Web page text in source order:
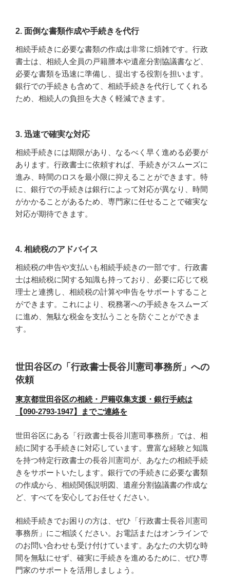
2. 面倒な書類作成や手続きを代行
相続手続きに必要な書類の作成は非常に煩雑です。行政
書士は、相続人全員の戸籍謄本や遺産分割協議書など、
必要な書類を迅速に準備し、提出する役割を担います。
銀行での手続きも含めて、相続手続きを代行してくれる
ため、相続人の負担を大きく軽減できます。
3. 迅速で確実な対応
相続手続きには期限があり、なるべく早く進める必要が
あります。行政書士に依頼すれば、手続きがスムーズに
進み、時間のロスを最小限に抑えることができます。特
に、銀行での手続きは銀行によって対応が異なり、時間
がかかることがあるため、専門家に任せることで確実な
対応が期待できます。
4. 相続税のアドバイス
相続税の申告や支払いも相続手続きの一部です。行政書
士は相続税に関する知識も持っており、必要に応じて税
理士と連携し、相続税の計算や申告をサポートすること
ができます。これにより、税務署への手続きをスムーズ
に進め、無駄な税金を支払うことを防ぐことができま
す。
世田谷区の「行政書士長谷川憲司事務所」への
依頼
東京都世田谷区の相続・戸籍収集支援・銀行手続は
【090-2793-1947】までご連絡を
世田谷区にある「行政書士長谷川憲司事務所」では、相
続に関する手続きに対応しています。豊富な経験と知識
を持つ特定行政書士の長谷川憲司が、あなたの相続手続
きをサポートいたします。銀行での手続きに必要な書類
の作成から、相続関係説明図、遺産分割協議書の作成な
ど、すべてを安心してお任せください。
相続手続きでお困りの方は、ぜひ「行政書士長谷川憲司
事務所」にご相談ください。お電話またはオンラインで
のお問い合わせも受け付けています。あなたの大切な時
間を無駄にせず、確実に手続きを進めるために、ぜひ専
門家のサポートを活用しましょう。